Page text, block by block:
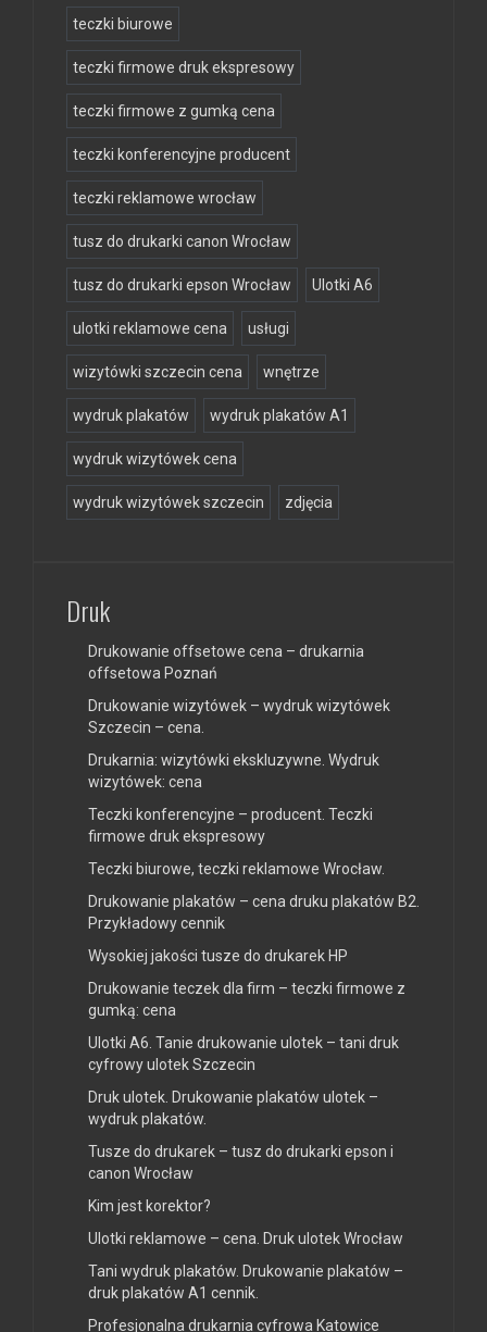
teczki biurowe
teczki firmowe druk ekspresowy
teczki firmowe z gumką cena
teczki konferencyjne producent
teczki reklamowe wrocław
tusz do drukarki canon Wrocław
tusz do drukarki epson Wrocław Ulotki A6
ulotki reklamowe cena usługi
wizytówki szczecin cena wnętrze
wydruk plakatów wydruk plakatów A1
wydruk wizytówek cena
wydruk wizytówek szczecin zdjęcia
Druk
Drukowanie offsetowe cena – drukarnia
offsetowa Poznań
Drukowanie wizytówek – wydruk wizytówek
Szczecin – cena.
Drukarnia: wizytówki ekskluzywne. Wydruk
wizytówek: cena
Teczki konferencyjne – producent. Teczki
firmowe druk ekspresowy
Teczki biurowe, teczki reklamowe Wrocław.
Drukowanie plakatów – cena druku plakatów B2.
Przykładowy cennik
Wysokiej jakości tusze do drukarek HP
Drukowanie teczek dla firm – teczki firmowe z
gumką: cena
Ulotki A6. Tanie drukowanie ulotek – tani druk
cyfrowy ulotek Szczecin
Druk ulotek. Drukowanie plakatów ulotek –
wydruk plakatów.
Tusze do drukarek – tusz do drukarki epson i
canon Wrocław
Kim jest korektor?
Ulotki reklamowe – cena. Druk ulotek Wrocław
Tani wydruk plakatów. Drukowanie plakatów –
druk plakatów A1 cennik.
Profesjonalna drukarnia cyfrowa Katowice